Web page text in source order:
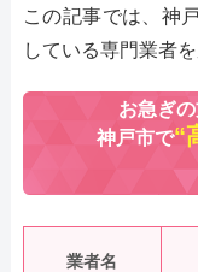
この記事では、神
している専門業者
お急ぎ
神戸市で“
業者名